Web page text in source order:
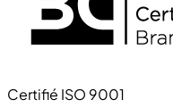
Certifié ISO 9001